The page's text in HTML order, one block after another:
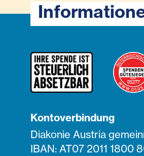
Kontoverbindung
Diakonie Austria
IBAN: AT07 2011 1800